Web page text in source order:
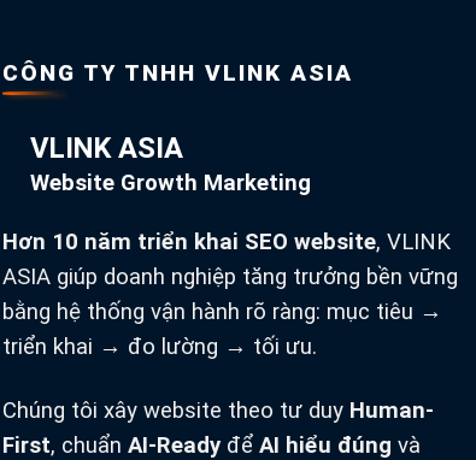
CÔNG TY TNHH VLINK ASIA
VLINK ASIA
Website Growth Marketing
Hơn 10 năm triển khai SEO website, VLINK
ASIA giúp doanh nghiệp tăng trưởng bền vững
bằng hệ thống vận hành rõ ràng: mục tiêu →
triển khai → đo lường → tối ưu.
Chúng tôi xây website theo tư duy Human-
First, chuẩn AI-Ready để AI hiểu đúng và